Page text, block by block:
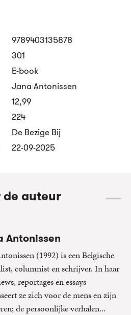
9789403135878
301
E-book
Jana Antonissen
12,99
224
De Bezige Bij
22-09-2025
de auteur
Antonissen
(1992) is een Belgische
columnist en schrijver. In haar
reportages en essays
ze zich voor de mens en zijn
de persoonlijke verhalen...